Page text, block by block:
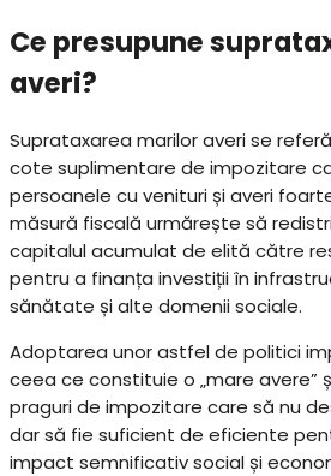
Ce presupune
averi?
Suprataxarea marilor averi se
cote suplimentare de impozitare
persoanele cu venituri și averi
măsură fiscală urmărește să
capitalul acumulat de elită către
pentru a finanța investiții în
sănătate și alte domenii sociale.
Adoptarea unor astfel de politici
ceea ce constituie o „mare avere”
praguri de impozitare care să nu
dar să fie suficient de eficiente
impact semnificativ social și